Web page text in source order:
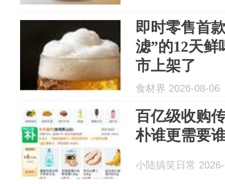
即时零售首
滤”的12天鲜
市上架了
食材界 2026-08-06
百亿级收购
朴谁更需要
小陆搞笑日常